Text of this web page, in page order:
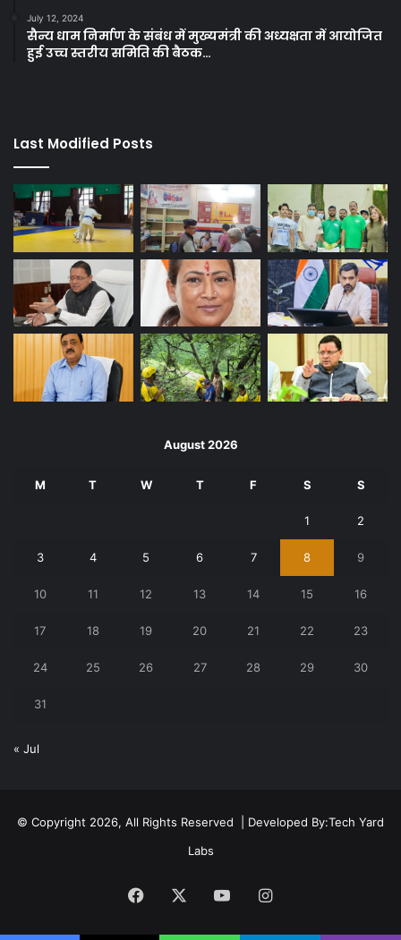
July 12, 2024
सैन्य धाम निर्माण के संबंध में मुख्यमंत्री की अध्यक्षता में आयोजित
हुई उच्च स्तरीय समिति की बैठक…
Last Modified Posts
August 2026
M T W T F S S
1 2
3 4 5 6 7 8 9
10 11 12 13 14 15 16
17 18 19 20 21 22 23
24 25 26 27 28 29 30
31
« Jul
© Copyright 2026, All Rights Reserved | Developed By:Tech Yard
Labs
Facebook YouTubeInstagram